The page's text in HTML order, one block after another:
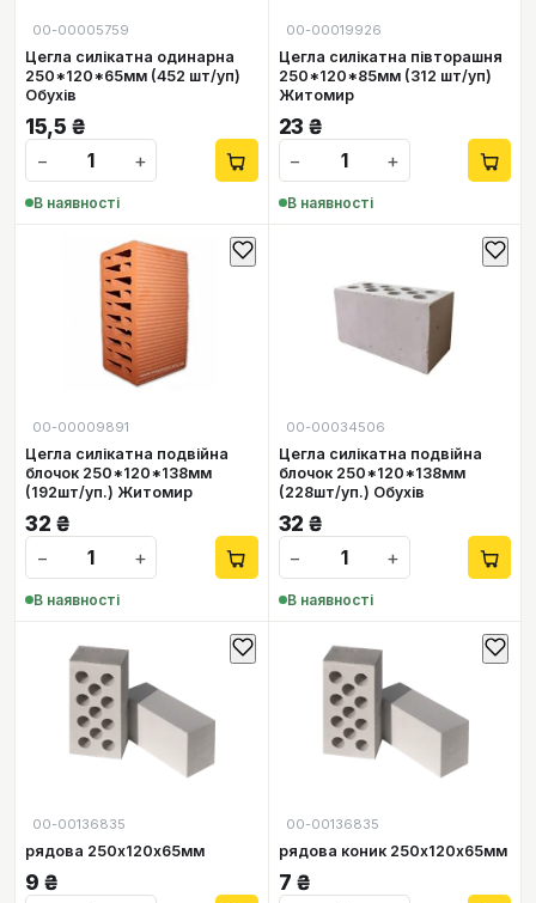
00-00005759
Цегла силікатна одинарна
250*120*65мм (452 шт/уп)
Обухів
15,5 ₴
−
+
В наявності
00-00019926
Цегла силікатна півторашня
250*120*85мм (312 шт/уп)
Житомир
23 ₴
−
+
В наявності
00-00009891
Цегла силікатна подвійна
блочок 250*120*138мм
(192шт/уп.) Житомир
32 ₴
−
+
В наявності
00-00034506
Цегла силікатна подвійна
блочок 250*120*138мм
(228шт/уп.) Обухів
32 ₴
−
+
В наявності
00-00136835
рядова 250х120х65мм
9 ₴
00-00136835
рядова коник 250х120х65мм
7 ₴